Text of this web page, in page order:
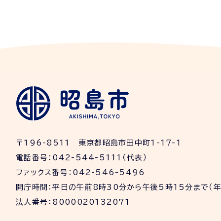
〒196-8511 東京都昭島市田中町1-17-1
電話番号：042-544-5111（代表）
ファックス番号：042-546-5496
開庁時間：平日の午前8時30分から午後5時15分まで（年
法人番号：8000020132071